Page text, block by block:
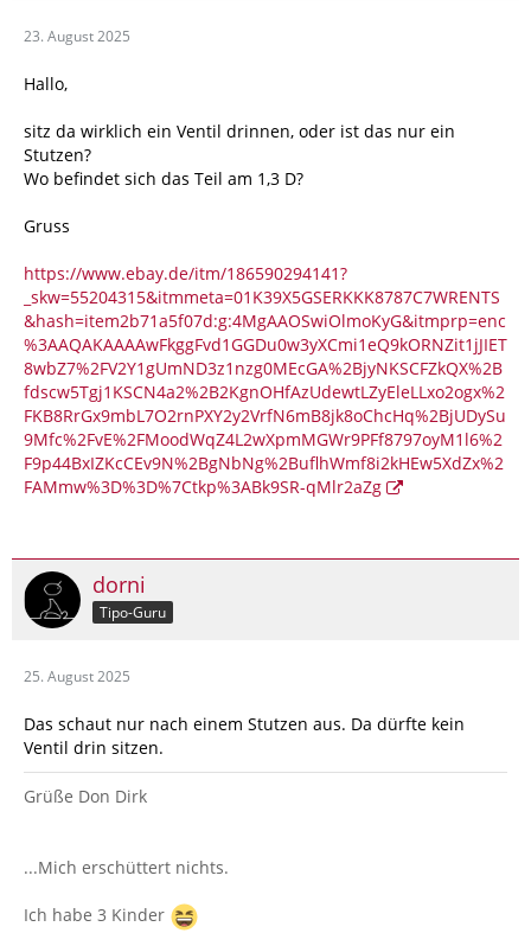
23. August 2025
Hallo,
sitz da wirklich ein Ventil drinnen, oder ist das nur ein
Stutzen?
Wo befindet sich das Teil am 1,3 D?
Gruss
https://www.ebay.de/itm/186590294141?
_skw=55204315&itmmeta=01K39X5GSERKKK8787C7WRENTS
&hash=item2b71a5f07d:g:4MgAAOSwiOlmoKyG&itmprp=enc
%3AAQAKAAAAwFkggFvd1GGDu0w3yXCmi1eQ9kORNZit1jJIET
8wbZ7%2FV2Y1gUmND3z1nzg0MEcGA%2BjyNKSCFZkQX%2B
fdscw5Tgj1KSCN4a2%2B2KgnOHfAzUdewtLZyEleLLxo2ogx%2
FKB8RrGx9mbL7O2rnPXY2y2VrfN6mB8jk8oChcHq%2BjUDySu
9Mfc%2FvE%2FMoodWqZ4L2wXpmMGWr9PFf8797oyM1l6%2
F9p44BxIZKcCEv9N%2BgNbNg%2BuflhWmf8i2kHEw5XdZx%2
FAMmw%3D%3D%7Ctkp%3ABk9SR-qMlr2aZg
dorni
Tipo-Guru
25. August 2025
Das schaut nur nach einem Stutzen aus. Da dürfte kein
Ventil drin sitzen.
Grüße Don Dirk
...Mich erschüttert nichts.
Ich habe 3 Kinder